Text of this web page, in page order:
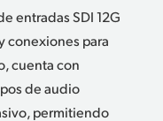
entradas SDI 12G
conexiones para
cuenta con
de audio
permitiendo